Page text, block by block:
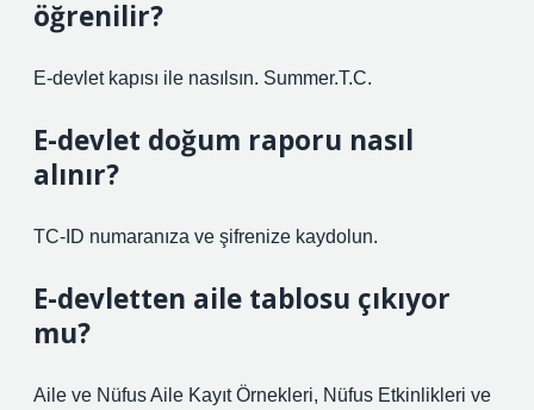
öğrenilir?
E-devlet kapısı ile nasılsın. Summer.T.C.
E-devlet doğum raporu nasıl
alınır?
TC-ID numaranıza ve şifrenize kaydolun.
E-devletten aile tablosu çıkıyor
mu?
Aile ve Nüfus Aile Kayıt Örnekleri, Nüfus Etkinlikleri ve